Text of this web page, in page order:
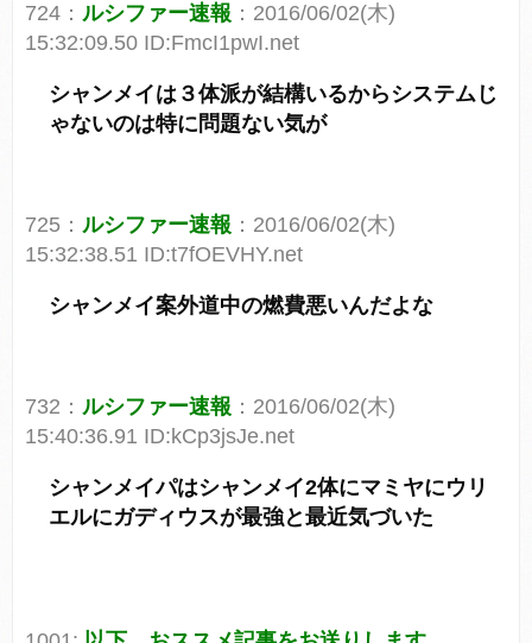
724： ルシファー速報 ：2016/06/02(木)
15:32:09.50 ID:FmcI1pwI.net
シャンメイは３体派が結構いるからシステムじ
ゃないのは特に問題ない気が
725： ルシファー速報 ：2016/06/02(木)
15:32:38.51 ID:t7fOEVHY.net
シャンメイ案外道中の燃費悪いんだよな
732： ルシファー速報 ：2016/06/02(木)
15:40:36.91 ID:kCp3jsJe.net
シャンメイパはシャンメイ2体にマミヤにウリ
エルにガディウスが最強と最近気づいた